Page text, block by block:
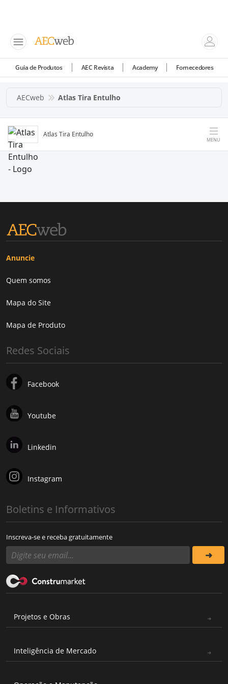
Guia de Produtos AEC Revista Academy Fornecedores
AECweb Atlas Tira Entulho
Atlas Tira Entulho
MENU
Anuncie
Quem somos
Mapa do Site
Mapa de Produto
Redes Sociais
Facebook
Youtube
Linkedin
Instagram
Boletins e Informativos
Inscreva-se e receba gratuitamente
Projetos e Obras
Inteligência de Mercado